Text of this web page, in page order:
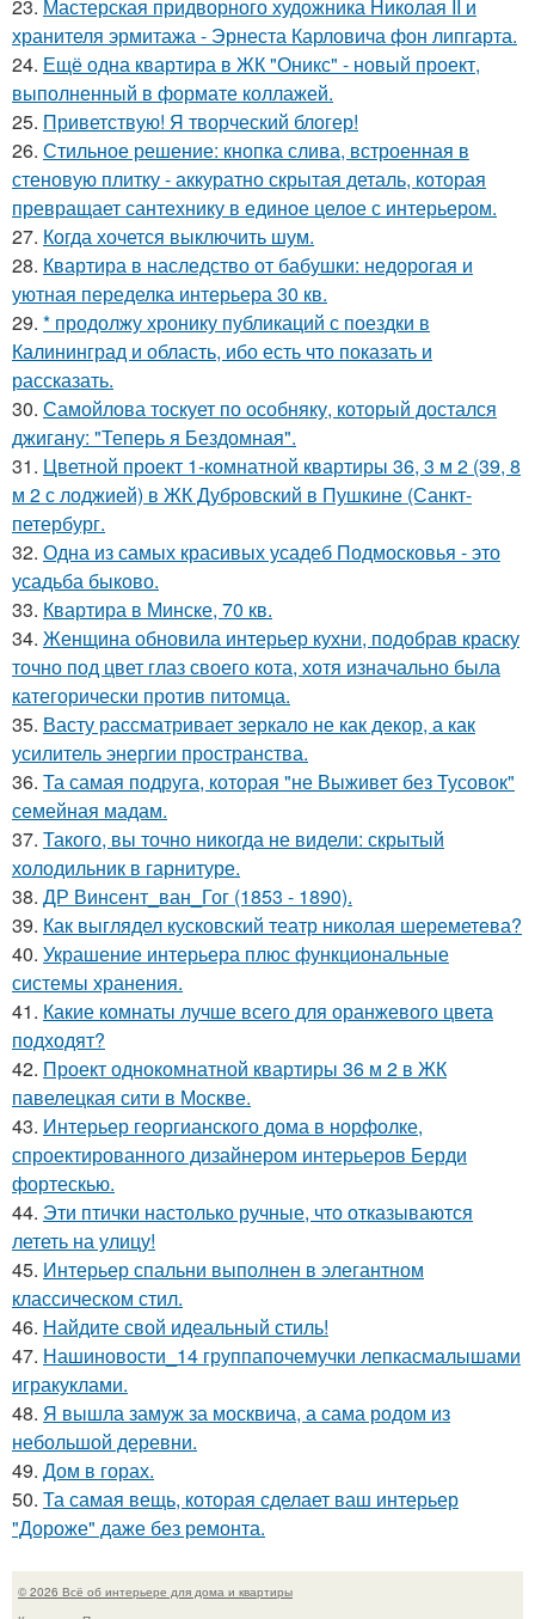
23. Мастерская придворного художника Николая II и
хранителя эрмитажа - Эрнеста Карловича фон липгарта.
24. Ещё одна квартира в ЖК "Оникс" - новый проект,
выполненный в формате коллажей.
25. Приветствую! Я творческий блогер!
26. Стильное решение: кнопка слива, встроенная в
стеновую плитку - аккуратно скрытая деталь, которая
превращает сантехнику в единое целое с интерьером.
27. Когда хочется выключить шум.
28. Квартира в наследство от бабушки: недорогая и
уютная переделка интерьера 30 кв.
29. * продолжу хронику публикаций с поездки в
Калининград и область, ибо есть что показать и
рассказать.
30. Самойлова тоскует по особняку, который достался
джигану: "Теперь я Бездомная".
31. Цветной проект 1-комнатной квартиры 36, 3 м 2 (39, 8
м 2 с лоджией) в ЖК Дубровский в Пушкине (Санкт-
петербург.
32. Одна из самых красивых усадеб Подмосковья - это
усадьба быково.
33. Квартира в Минске, 70 кв.
34. Женщина обновила интерьер кухни, подобрав краску
точно под цвет глаз своего кота, хотя изначально была
категорически против питомца.
35. Васту рассматривает зеркало не как декор, а как
усилитель энергии пространства.
36. Та самая подруга, которая "не Выживет без Тусовок"
семейная мадам.
37. Такого, вы точно никогда не видели: скрытый
холодильник в гарнитуре.
38. ДР Винсент_ван_Гог (1853 - 1890).
39. Как выглядел кусковский театр николая шереметева?
40. Украшение интерьера плюс функциональные
системы хранения.
41. Какие комнаты лучше всего для оранжевого цвета
подходят?
42. Проект однокомнатной квартиры 36 м 2 в ЖК
павелецкая сити в Москве.
43. Интерьер георгианского дома в норфолке,
спроектированного дизайнером интерьеров Берди
фортескью.
44. Эти птички настолько ручные, что отказываются
лететь на улицу!
45. Интерьер спальни выполнен в элегантном
классическом стил.
46. Найдите свой идеальный стиль!
47. Нашиновости_14 группапочемучки лепкасмалышами
игракуклами.
48. Я вышла замуж за москвича, а сама родом из
небольшой деревни.
49. Дом в горах.
50. Та самая вещь, которая сделает ваш интерьер
"Дороже" даже без ремонта.
© 2026 Всё об интерьере для дома и квартиры